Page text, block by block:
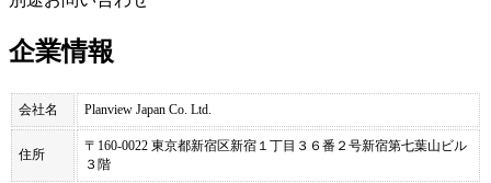
企業情報
会社名 Planview Japan Co. Ltd.
住所
〒160-0022 東京都新宿区新宿１丁目３６番２号新宿第七葉山ビル
３階